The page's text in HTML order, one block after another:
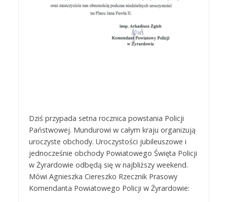
Dziś przypada setna rocznica powstania Policji
Państwowej. Mundurowi w całym kraju organizują
uroczyste obchody. Uroczystości jubileuszowe i
jednocześnie obchody Powiatowego Święta Policji
w Żyrardowie odbędą się w najbliższy weekend.
Mówi Agnieszka Ciereszko Rzecznik Prasowy
Komendanta Powiatowego Policji w Żyrardowie: